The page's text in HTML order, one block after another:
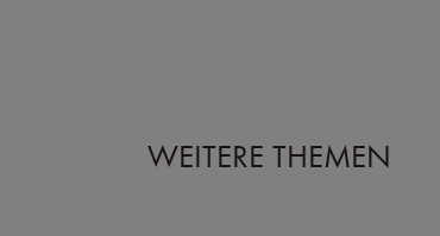
WEITERE THEMEN